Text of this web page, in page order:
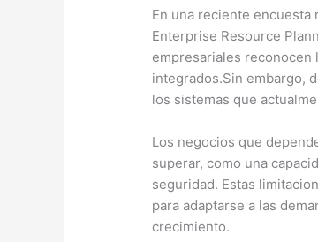
En una reciente
Enterprise Resource
empresariales reconocen
integrados.Sin embargo,
los sistemas que
Los negocios que
superar, como una
seguridad. Estas
para adaptarse a las
crecimiento.